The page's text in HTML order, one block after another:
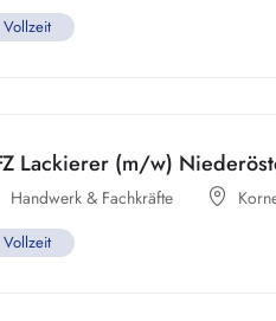
Vollzeit
Lackierer (m/w)
Handwerk & Fachkräfte
Vollzeit